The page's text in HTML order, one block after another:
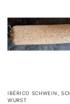
IBÉRICO SCHWEIN ,
WURST